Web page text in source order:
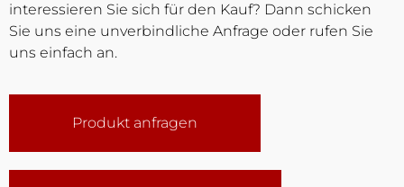
interessieren Sie sich für den Kauf? Dann schicken
Sie uns eine unverbindliche Anfrage oder rufen Sie
uns einfach an.
Produkt anfragen